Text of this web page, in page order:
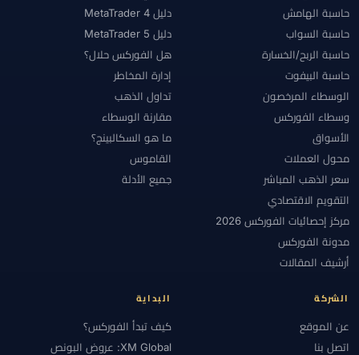
حاسبة الهامش
حاسبة السواب
حاسبة الربح/الخسارة
حاسبة البيفوت
الوسطاء المرخصون
وسطاء الفوركس
الأسواق
محول العملات
سعر الذهب المباشر
التقويم الاقتصادي
مركز إحصائيات الفوركس 2026
مدونة الفوركس
أرشيف المقالات
دليل MetaTrader 4
دليل MetaTrader 5
هل الفوركس حلال؟
إدارة المخاطر
تداول الذهب
مقارنة الوسطاء
ما هو السكالبينج؟
القاموس
جميع الأدلة
الشركة
عن الموقع
اتصل بنا
البداية
كيف تبدأ الفوركس؟
XM Global: عروض البونص